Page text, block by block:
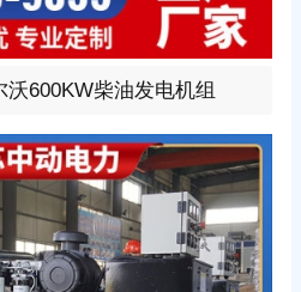
沃尔沃型号:TWD1653GE、柴
无刷发电机，全铜发电机质保两
控制器。
沃600KW柴油发电机组